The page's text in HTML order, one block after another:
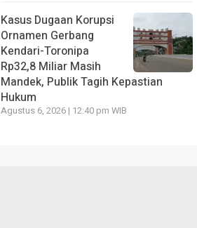
Kasus Dugaan Korupsi
Ornamen Gerbang
Kendari-Toronipa
Rp32,8 Miliar Masih
Mandek, Publik Tagih Kepastian
Hukum
Agustus 6, 2026 | 12:40 pm WIB